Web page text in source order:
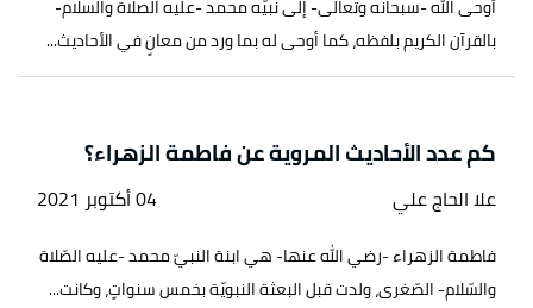
أوحى الله -سبحانه وتعالى- إلى نبيّه محمد -عليه الصلاة والسلام-
بالقرآن الكريم بلفظه، كما أوحى له بما ورد من معانٍ في الأحاديث...
كم عدد الأحاديث المروية عن فاطمة الزهراء؟
علا الحاج علي 04 أكتوبر 2021
فاطمة الزهراء -رضي الله عنها- هي ابنة النبيّ محمد -عليه الصّلاة
والسّلام- الصّغرى، ولدت قبل البعثة النبويّة بخمس سنواتٍ، وكانت...